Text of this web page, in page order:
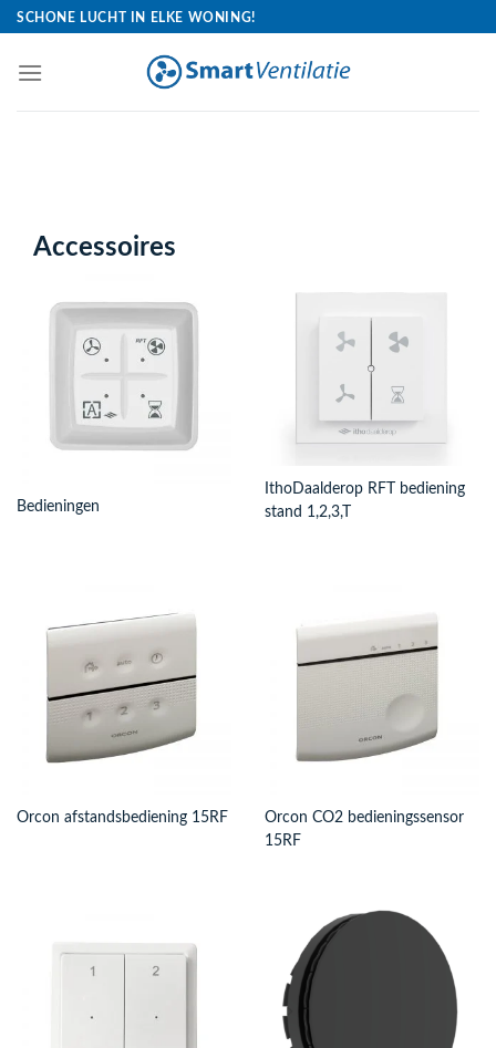
Skip
content
SCHONE LUCHT IN ELKE WONING!
Accessoires
Bedieningen
IthoDaalderop RFT bediening
stand 1,2,3,T
Orcon afstandsbediening 15RF
Orcon CO2 bedieningssensor
15RF